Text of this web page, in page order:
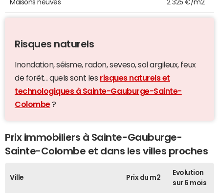
Maisons neuves 2 325 €/m2
Risques naturels
Inondation, séisme, radon, seveso, sol argileux, feux
de forêt... quels sont les risques naturels et
technologiques à Sainte-Gauburge-Sainte-
Colombe?
Prix immobiliers à Sainte-Gauburge-
Sainte-Colombe et dans les villes proches
Ville Prix du m2
Evolution
sur 6 mois